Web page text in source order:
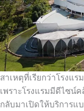
สาเหตุที่เรียกว่าโรงแร
เพราะโรงแรมมีดีไซน์ค
กลับมาเปิดให้บริการแ